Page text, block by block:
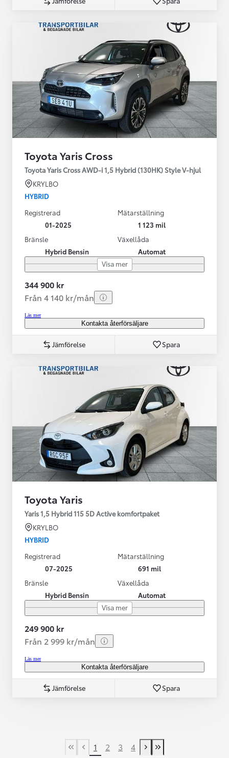
Toyota Yaris Cross
Toyota Yaris Cross AWD-i 1,5 Hybrid (130HK) Style V-hjul
KRYLBO
HYBRID
Registrerad
01-2025
Mätarställning
1 123 mil
Bränsle
Hybrid Bensin
Växellåda
Automat
Visa mer
344 900 kr
Från 4 140 kr/mån
Läs mer
Kontakta återförsäljare
Jämförelse Spara
Toyota Yaris
Yaris 1,5 Hybrid 115 5D Active komfortpaket
KRYLBO
HYBRID
Registrerad
07-2025
Mätarställning
691 mil
Bränsle
Hybrid Bensin
Växellåda
Automat
Visa mer
249 900 kr
Från 2 999 kr/mån
Läs mer
Kontakta återförsäljare
Jämförelse Spara
First Page
Previous page
1 2 3 4
Next page
Last Page